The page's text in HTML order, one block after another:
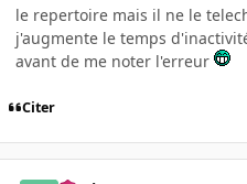
le repertoire mais il ne le
j'augmente le temps
avant de me noter l'erreur
Citer